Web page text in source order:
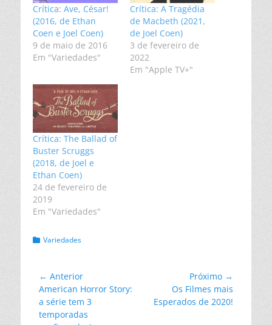
Crítica: Ave, César!
(2016, de Ethan
Coen e Joel Coen)
9 de maio de 2016
Em "Variedades"
Crítica: A Tragédia
de Macbeth (2021,
de Joel Coen)
3 de fevereiro de
2022
Em "Apple TV+"
Crítica: The Ballad of
Buster Scruggs
(2018, de Joel e
Ethan Coen)
24 de fevereiro de
2019
Em "Variedades"
Categorias:
Variedades
Navegação
de
Post
← Anterior
Post
anterior:
American Horror Story:
a série tem 3
temporadas
Próximo →
post:
Os Filmes mais
Esperados de 2020!